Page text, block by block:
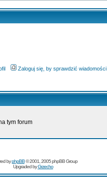
Zaloguj się, by sprawdzić wiadomości
tym forum
byphpBB© 2001, 2005 phpBB Group
Upgraded byGrzecho